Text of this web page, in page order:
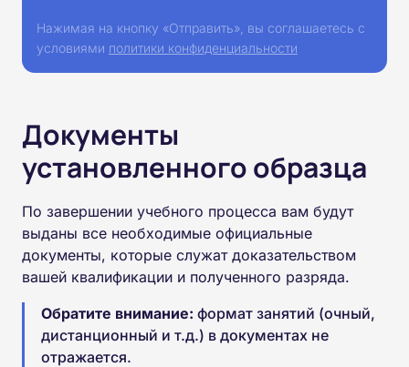
Нажимая на кнопку «Отправить», вы соглашаетесь с
условиями политики конфиденциальности
Документы
установленного образца
По завершении учебного процесса вам будут
выданы все необходимые официальные
документы, которые служат доказательством
вашей квалификации и полученного разряда.
Обратите внимание: формат занятий (очный,
дистанционный и т.д.) в документах не
отражается.